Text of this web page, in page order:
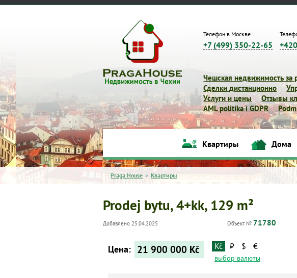
Телефон в Москве
+7 (499) 350-22-65
Чешская недвижимость за
Сделки дистанционно
Услуги и цены
Отзывы
AML politika i GDPR
Квартиры
Квартиры Дома
Praga House > Квартиры
Prodej bytu, 4+kk, 129 m²
Добавлено 25.04.2025 Объект № 71780
Цена: 21 900 000 Kč Kč ₽ $ €
выбор валюты